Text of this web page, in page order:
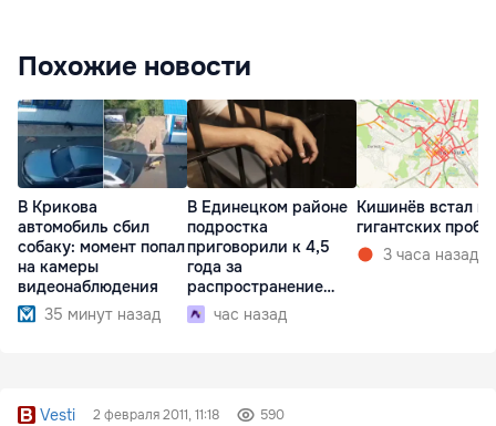
Похожие новости
В Крикова
автомобиль сбил
собаку: момент попал
на камеры
видеонаблюдения
35 минут назад
В Единецком районе
подростка
приговорили к 4,5
года за
распространение
наркотиков
час назад
Кишинёв встал в
гигантских
3 часа назад
Vesti 2 февраля 2011, 11:18 590